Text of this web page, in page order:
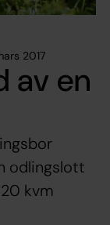
2017
av en
odlingslott
kvm